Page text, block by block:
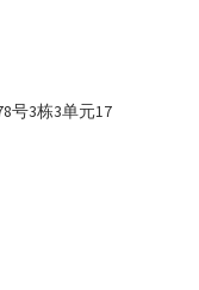
号3栋3单元17